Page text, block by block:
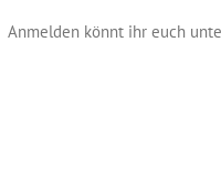
Anmelden könnt ihr euch